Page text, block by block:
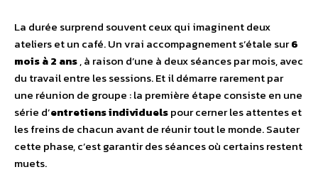
La durée surprend souvent ceux qui imaginent deux
ateliers et un café. Un vrai accompagnement s’étale sur6
mois à 2 ans, à raison d’une à deux séances par mois, avec
du travail entre les sessions. Et il démarre rarement par
une réunion de groupe : la première étape consiste en une
série d’entretiens individuelspour cerner les attentes et
les freins de chacun avant de réunir tout le monde. Sauter
cette phase, c’est garantir des séances où certains restent
muets.